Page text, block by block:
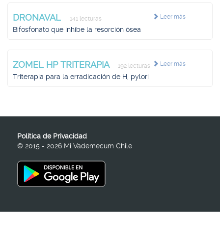
Leer más
DRONAVAL 141 lecturas
Bifosfonato que inhibe la resorción ósea
Leer más
ZOMEL HP TRITERAPIA 192 lecturas
Triterapia para la erradicación de H, pylori
Política de Privacidad
© 2015 - 2026 Mi Vademecum Chile